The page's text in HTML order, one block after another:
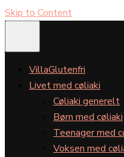
Skip to Content
VillaGlutenfri
Livet med cøliaki
Cøliaki generelt
Børn med cøliaki
Teenager med
Voksen med